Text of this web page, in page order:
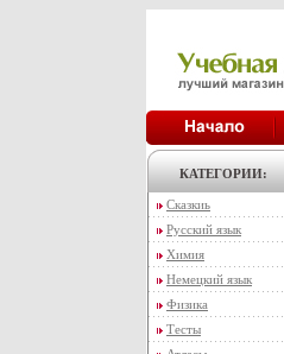
КАТЕГОРИИ:
Сказкиь
Русский язык
Химия
Немецкий язык
Физика
Тесты